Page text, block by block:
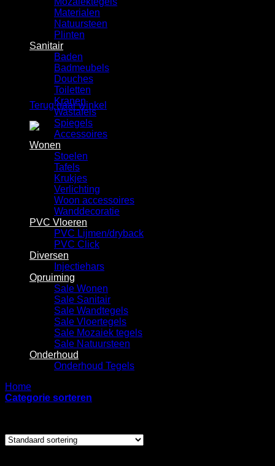
Winkelwagen
Geen producten in de winkelwagen.
Terug naar winkel
Materialen
Natuursteen
Plinten
Sanitair
Baden
Badmeubels
Douches
Toiletten
Kranen
Wastafels
Spiegels
Accessoires
Wonen
Stoelen
Tafels
Krukjes
Verlichting
Woon accessoires
Wanddecoratie
PVC Vloeren
PVC Lijmen/dryback
PVC Click
Diversen
Injectiehars
Opruiming
Sale Wonen
Sale Sanitair
Sale Wandtegels
Sale Vloertegels
Sale Mozaiek tegels
Sale Natuursteen
Onderhoud
Onderhoud Tegels
Home
Categorie sorteren